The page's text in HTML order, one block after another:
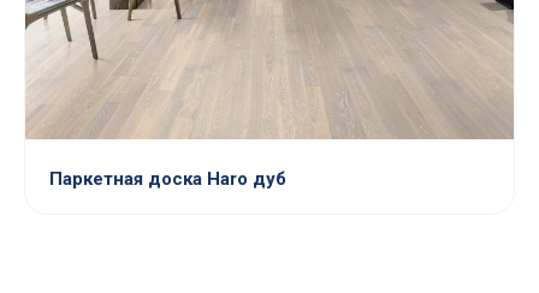
Паркетная доска Haro дуб